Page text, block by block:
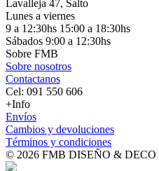
Lavalleja 47, Salto
Lunes a viernes
9 a 12:30hs 15:00 a 18:30hs
Sábados 9:00 a 12:30hs
Sobre FMB
Sobre nosotros
Contactanos
Cel: 091 550 606
+Info
Envíos
Cambios y devoluciones
Términos y condiciones
© 2026 FMB DISEÑO & DECO